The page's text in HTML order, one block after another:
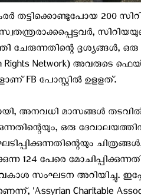
തട്ടിക്കൊണ്ടുപോയ 200
ചേരുന്നതിന്റെ ദൃശ്യങ്ങൾ,
Rights Network) അവരുടെ
FB പോസ്റ്റിൽ ഉളളത്.
അനവധി മാസങ്ങൾ
ഒരു
ചിത്രങ്ങൾ,
124 പേരെ
സംഘടന അറിയിച്ചു.